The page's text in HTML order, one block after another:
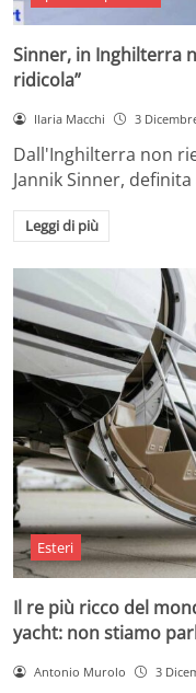
Sinner, in Inghilterra
ridicola”
Ilaria Macchi 3
Dall'Inghilterra non
Jannik Sinner,
Leggi di più
Esteri
Il re più ricco del
yacht: non stiamo
Antonio Murolo 3